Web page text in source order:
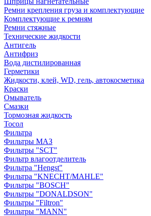
Ремни крепления груза и комплектующие
Комплектующие к ремням
Ремни стяжные
Технические жидкости
Антигель
Антифриз
Вода дистилированная
Герметики
Жидкости, клей, WD, гель, автокосметика
Краски
Омыватель
Смазки
Тормозная жидкость
Тосол
Фильтра
Фильтры МАЗ
Фильтры "SCT"
Фильтр влагоотделитель
Фильтра "Hengst"
Фильтра "KNECHT/MAHLE"
Фильтры "BOSCH"
Фильтры "DONALDSON"
Фильтры "Filtron"
Фильтры "MANN"